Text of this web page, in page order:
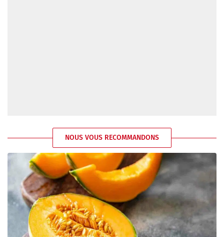
NOUS VOUS RECOMMANDONS